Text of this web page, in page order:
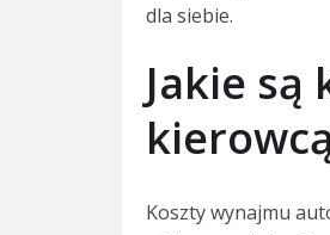
dla siebie.
Jakie
Koszty wynajmu